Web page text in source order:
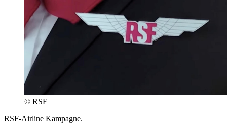
© RSF
RSF-Airline Kampagne.